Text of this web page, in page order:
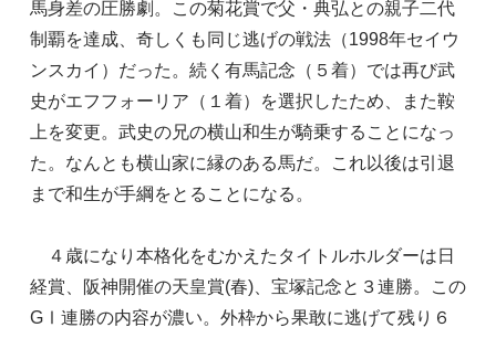
馬身差の圧勝劇。この菊花賞で父・典弘との親子二代
制覇を達成、奇しくも同じ逃げの戦法（1998年セイウ
ンスカイ）だった。続く有馬記念（５着）では再び武
史がエフフォーリア（１着）を選択したため、また鞍
上を変更。武史の兄の横山和生が騎乗することになっ
た。なんとも横山家に縁のある馬だ。これ以後は引退
まで和生が手綱をとることになる。
４歳になり本格化をむかえたタイトルホルダーは日
経賞、阪神開催の天皇賞(春)、宝塚記念と３連勝。この
GⅠ連勝の内容が濃い。外枠から果敢に逃げて残り６